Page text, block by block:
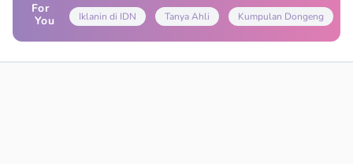
For
You
Iklanin di IDN Tanya Ahli Kumpulan Dongeng